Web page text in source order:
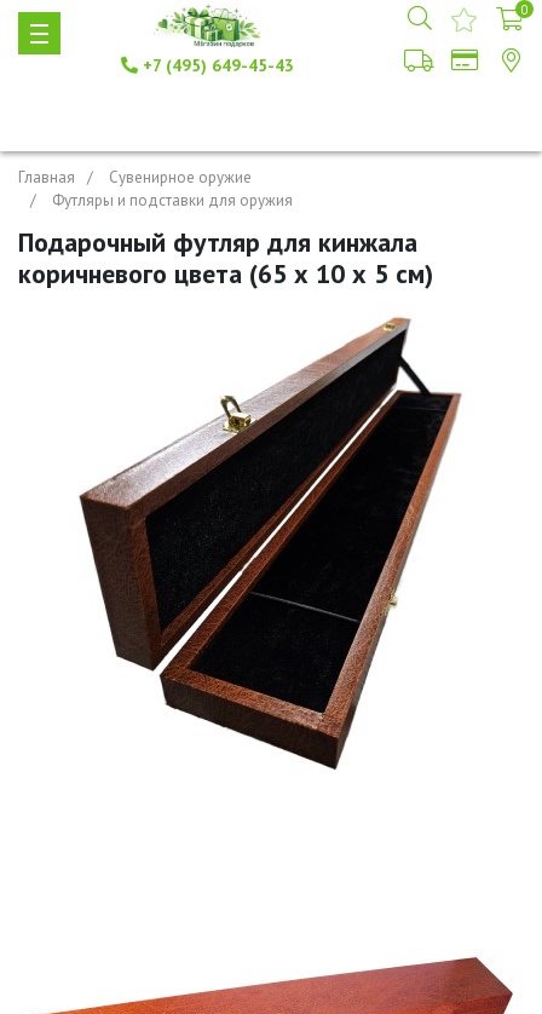
+7 (495) 649-45-43
0
Главная
Сувенирное оружие
Футляры и подставки для оружия
Подарочный футляр для кинжала
коричневого цвета (65 х 10 х 5 см)